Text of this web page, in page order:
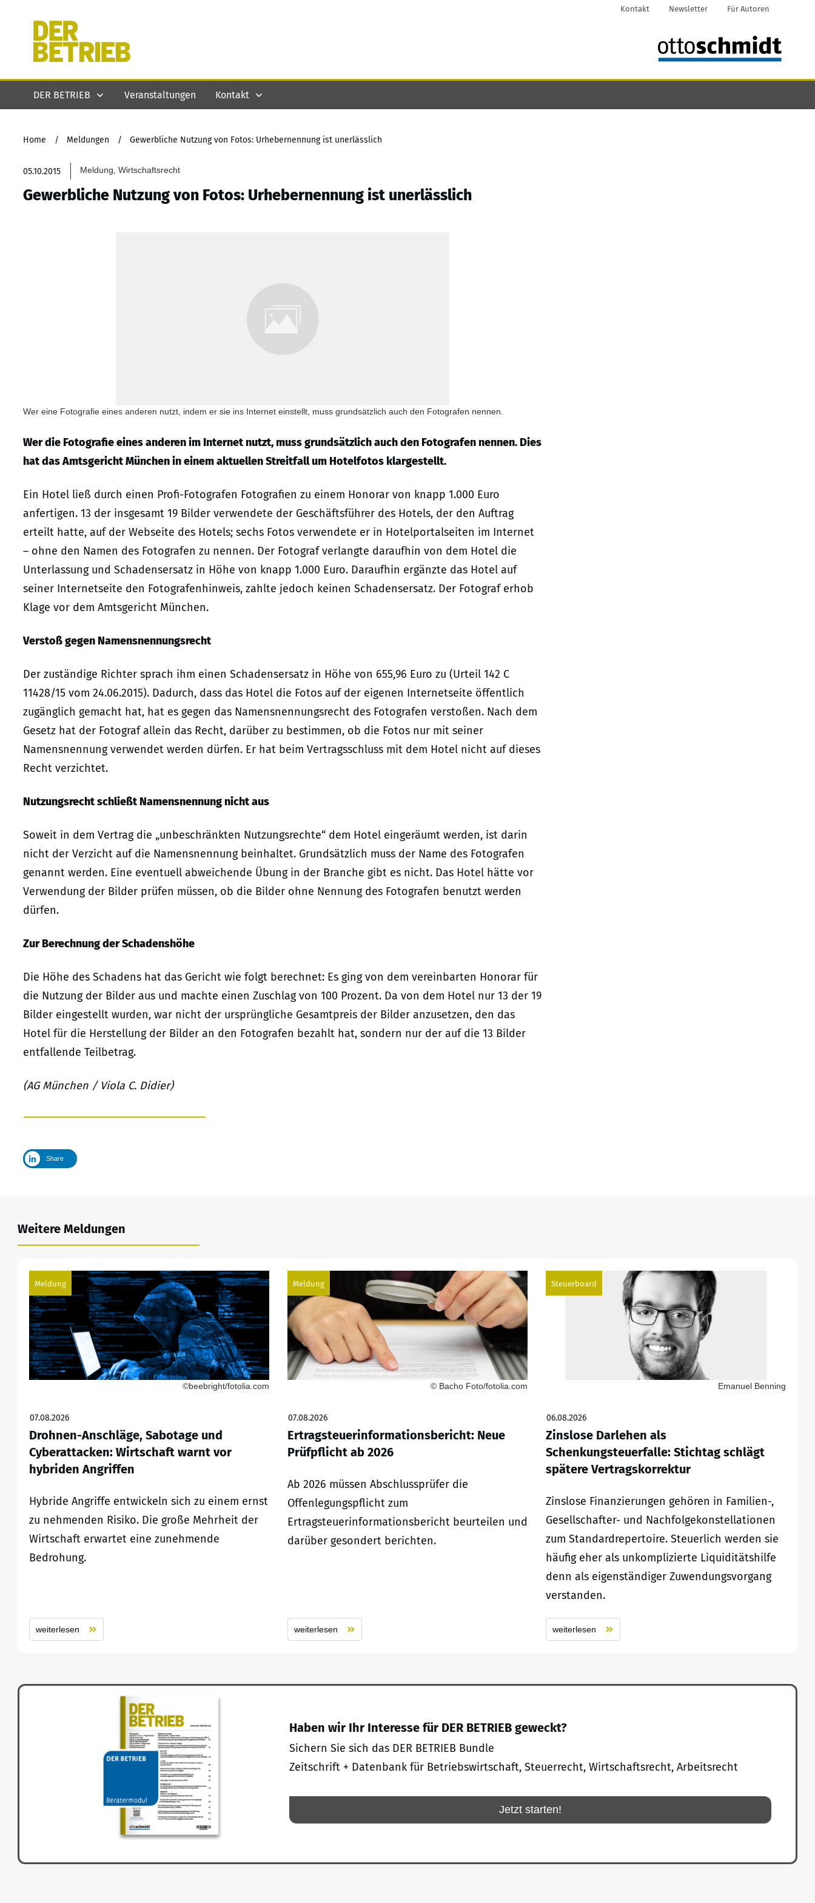
Kontakt Newsletter Für Autoren
DER BETRIEB Veranstaltungen Kontakt
Home / Meldungen / Gewerbliche Nutzung von Fotos: Urhebernennung ist unerlässlich
05.10.2015 Meldung, Wirtschaftsrecht
Gewerbliche Nutzung von Fotos: Urhebernennung ist unerlässlich
Wer eine Fotografie eines anderen nutzt, indem er sie ins Internet einstellt, muss grundsätzlich auch den Fotografen nennen.
Wer die Fotografie eines anderen im Internet nutzt, muss grundsätzlich auch den Fotografen nennen. Dies
hat das Amtsgericht München in einem aktuellen Streitfall um Hotelfotos klargestellt.
Ein Hotel ließ durch einen Profi-Fotografen Fotografien zu einem Honorar von knapp 1.000 Euro
anfertigen. 13 der insgesamt 19 Bilder verwendete der Geschäftsführer des Hotels, der den Auftrag
erteilt hatte, auf der Webseite des Hotels; sechs Fotos verwendete er in Hotelportalseiten im Internet
– ohne den Namen des Fotografen zu nennen. Der Fotograf verlangte daraufhin von dem Hotel die
Unterlassung und Schadensersatz in Höhe von knapp 1.000 Euro. Daraufhin ergänzte das Hotel auf
seiner Internetseite den Fotografenhinweis, zahlte jedoch keinen Schadensersatz. Der Fotograf erhob
Klage vor dem Amtsgericht München.
Verstoß gegen Namensnennungsrecht
Der zuständige Richter sprach ihm einen Schadensersatz in Höhe von 655,96 Euro zu (Urteil 142 C
11428/15 vom 24.06.2015). Dadurch, dass das Hotel die Fotos auf der eigenen Internetseite öffentlich
zugänglich gemacht hat, hat es gegen das Namensnennungsrecht des Fotografen verstoßen. Nach dem
Gesetz hat der Fotograf allein das Recht, darüber zu bestimmen, ob die Fotos nur mit seiner
Namensnennung verwendet werden dürfen. Er hat beim Vertragsschluss mit dem Hotel nicht auf dieses
Recht verzichtet.
Nutzungsrecht schließt Namensnennung nicht aus
Soweit in dem Vertrag die „unbeschränkten Nutzungsrechte“ dem Hotel eingeräumt werden, ist darin
nicht der Verzicht auf die Namensnennung beinhaltet. Grundsätzlich muss der Name des Fotografen
genannt werden. Eine eventuell abweichende Übung in der Branche gibt es nicht. Das Hotel hätte vor
Verwendung der Bilder prüfen müssen, ob die Bilder ohne Nennung des Fotografen benutzt werden
dürfen.
Zur Berechnung der Schadenshöhe
Die Höhe des Schadens hat das Gericht wie folgt berechnet: Es ging von dem vereinbarten Honorar für
die Nutzung der Bilder aus und machte einen Zuschlag von 100 Prozent. Da von dem Hotel nur 13 der 19
Bilder eingestellt wurden, war nicht der ursprüngliche Gesamtpreis der Bilder anzusetzen, den das
Hotel für die Herstellung der Bilder an den Fotografen bezahlt hat, sondern nur der auf die 13 Bilder
entfallende Teilbetrag.
(AG München / Viola C. Didier)
Share
Weitere Meldungen
Meldung
©beebright/fotolia.com
07.08.2026
Drohnen-Anschläge, Sabotage und
Cyberattacken: Wirtschaft warnt vor
hybriden Angriffen
Hybride Angriffe entwickeln sich zu einem ernst
zu nehmenden Risiko. Die große Mehrheit der
Wirtschaft erwartet eine zunehmende
Bedrohung.
weiterlesen
Meldung
© Bacho Foto/fotolia.com
07.08.2026
Ertragsteuerinformationsbericht: Neue
Prüfpflicht ab 2026
Ab 2026 müssen Abschlussprüfer die
Offenlegungspflicht zum
Ertragsteuerinformationsbericht beurteilen und
darüber gesondert berichten.
weiterlesen
Steuerboard
Emanuel Benning
06.08.2026
Zinslose Darlehen als
Schenkungsteuerfalle: Stichtag schlägt
spätere Vertragskorrektur
Zinslose Finanzierungen gehören in Familien-,
Gesellschafter- und Nachfolgekonstellationen
zum Standardrepertoire. Steuerlich werden sie
häufig eher als unkomplizierte Liquiditätshilfe
denn als eigenständiger Zuwendungsvorgang
verstanden.
weiterlesen
Haben wir Ihr Interesse für DER BETRIEB geweckt?
Sichern Sie sich das DER BETRIEB Bundle
Zeitschrift + Datenbank für Betriebswirtschaft, Steuerrecht, Wirtschaftsrecht, Arbeitsrecht
Jetzt starten!